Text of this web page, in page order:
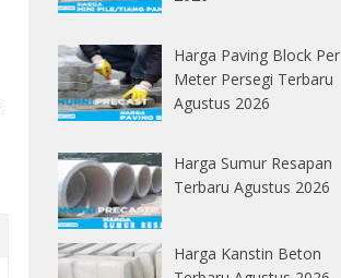
Harga Paving Block Per
Meter Persegi Terbaru
Agustus 2026
Harga Sumur Resapan
Terbaru Agustus 2026
Harga Kanstin Beton